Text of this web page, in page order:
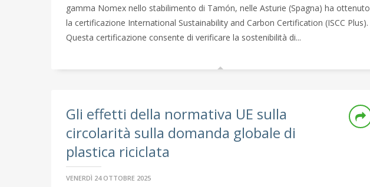
gamma Nomex nello stabilimento di Tamón, nelle Asturie (Spagna) ha ottenuto
la certificazione International Sustainability and Carbon Certification (ISCC Plus).
Questa certificazione consente di verificare la sostenibilità di...
Gli effetti della normativa UE sulla
circolarità sulla domanda globale di
plastica riciclata
VENERDÌ 24 OTTOBRE 2025